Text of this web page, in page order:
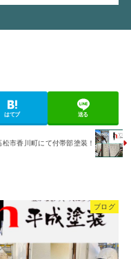
はてブ 送る
松市香川町にて付帯部塗装！
ブログ